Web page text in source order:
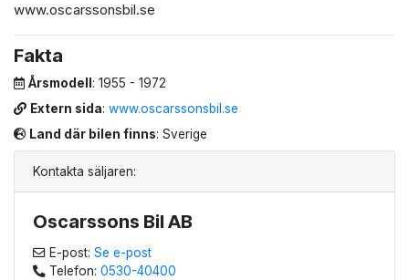
Kontakta säljaren:
Oscarssons Bil AB
E-post: Se e-post
Telefon: 0530-40400
www.oscarssonsbil.se
Fakta
Årsmodell : 1955 - 1972
Extern sida: www.oscarssonsbil.se
Land där bilen finns: Sverige